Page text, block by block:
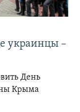
украинцы –
День
Крыма